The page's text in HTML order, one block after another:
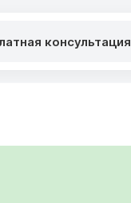
консультация